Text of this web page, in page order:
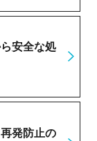
安全な処
発防止の